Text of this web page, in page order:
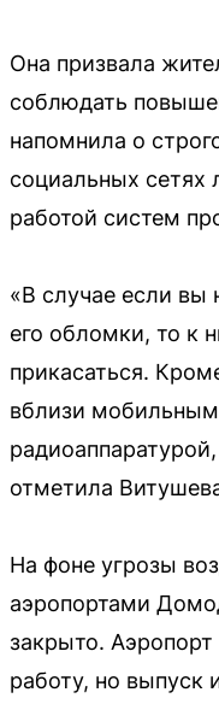
Она призвала
соблюдать
напомнила о
социальных сетях
работой систем
«В случае если
его обломки, то к
прикасаться.
вблизи
отметила
На фоне угрозы
аэропортами
закрыто.
работу, но выпуск